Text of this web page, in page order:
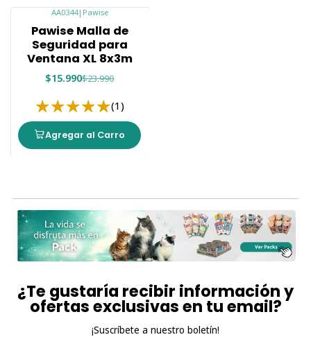
AA0344| Pawise
Pawise Malla de
Seguridad para
Ventana XL 8x3m
$15.990$23.990
(1)
Agregar al Carro
¿Te gustaría recibir información y
ofertas exclusivas en tu email?
¡Suscríbete a nuestro boletín!